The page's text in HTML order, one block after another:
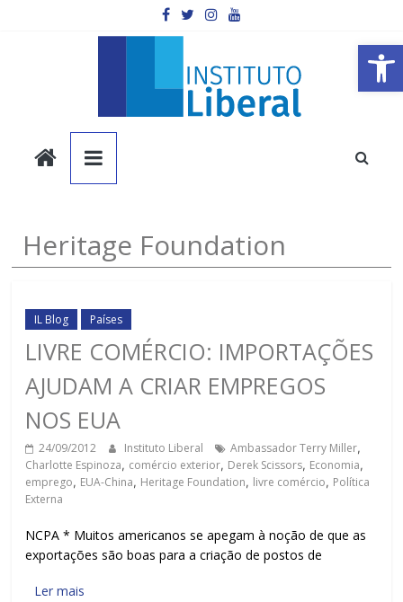
Barra de Ferramentas Aberta
Instituto
Liberal
Você
é
mais
importante
da
sociedade.
Heritage Foundation
IL Blog Países
LIVRE COMÉRCIO: IMPORTAÇÕES
AJUDAM A CRIAR EMPREGOS
NOS EUA
24/09/2012 Instituto Liberal Ambassador Terry Miller,
Charlotte Espinoza, comércio exterior, Derek Scissors, Economia,
emprego, EUA-China, Heritage Foundation, livre comércio, Política
Externa
NCPA * Muitos americanos se apegam à noção de que as
exportações são boas para a criação de postos de
Ler mais